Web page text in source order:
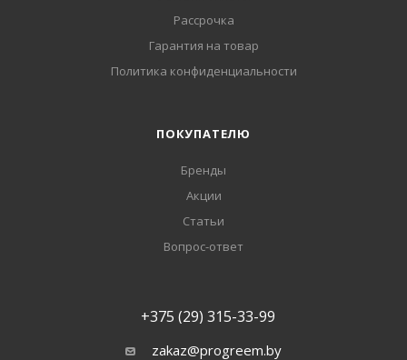
Рассрочка
Гарантия на товар
Политика конфиденциальности
ПОКУПАТЕЛЮ
Бренды
Акции
Статьи
Вопрос-ответ
+375 (29) 315-33-99
zakaz@progreem.by